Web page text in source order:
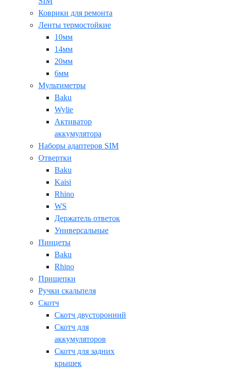
Коврики для ремонта
Ленты термостойкие
10мм
14мм
20мм
6мм
Мультиметры
Baku
Wylie
Активатор
аккумулятора
Наборы адаптеров SIM
Отвертки
Baku
Kaisi
Rhino
WS
Держатель ответок
Универсальные
Пинцеты
Baku
Rhino
Прищепки
Ручки скальпеля
Скотч
Скотч двусторонний
Скотч для
аккумуляторов
Скотч для задних
крышек